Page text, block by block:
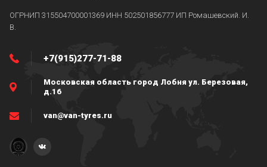
ОГРНИП 315504700001369 ИНН 502501856777 ИП Ромашевский. И.
В.
+7(915)277-71-88
Московская область город Лобня ул. Березовая,
д.16
van@van-tyres.ru